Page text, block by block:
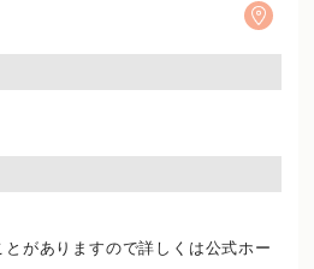
がありますので詳しくは公式ホー